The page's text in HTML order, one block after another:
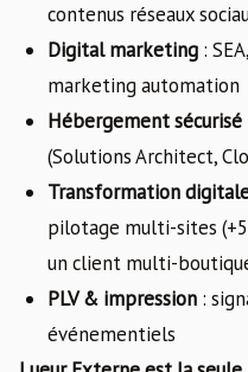
contenus réseaux
Digital marketing :
marketing automation
Hébergement sécurisé
(Solutions Architect,
Transformation
pilotage multi-sites
un client multi-
PLV & impression :
événementiels